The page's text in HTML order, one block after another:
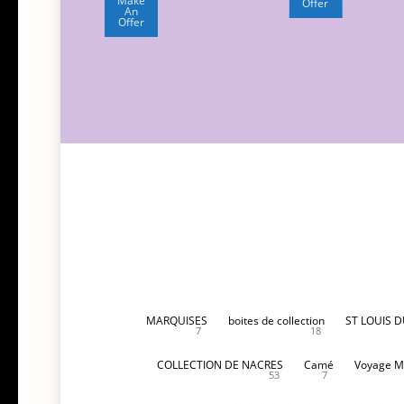
An
Offer
150,00€.
Offer
MARQUISES
7
boites de collection
18
ST LOUIS
COLLECTION DE NACRES
53
Camé
7
Voyage